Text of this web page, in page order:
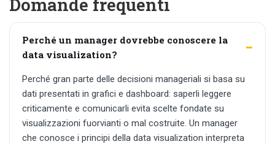
Perché un manager dovrebbe conoscere la
data visualization?
Perché gran parte delle decisioni manageriali si basa su
dati presentati in grafici e dashboard: saperli leggere
criticamente e comunicarli evita scelte fondate su
visualizzazioni fuorvianti o mal costruite. Un manager
che conosce i principi della data visualization interpreta